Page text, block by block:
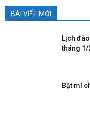
BÀI VIẾT MỚI
Lịch
tháng 1/
Bật mí